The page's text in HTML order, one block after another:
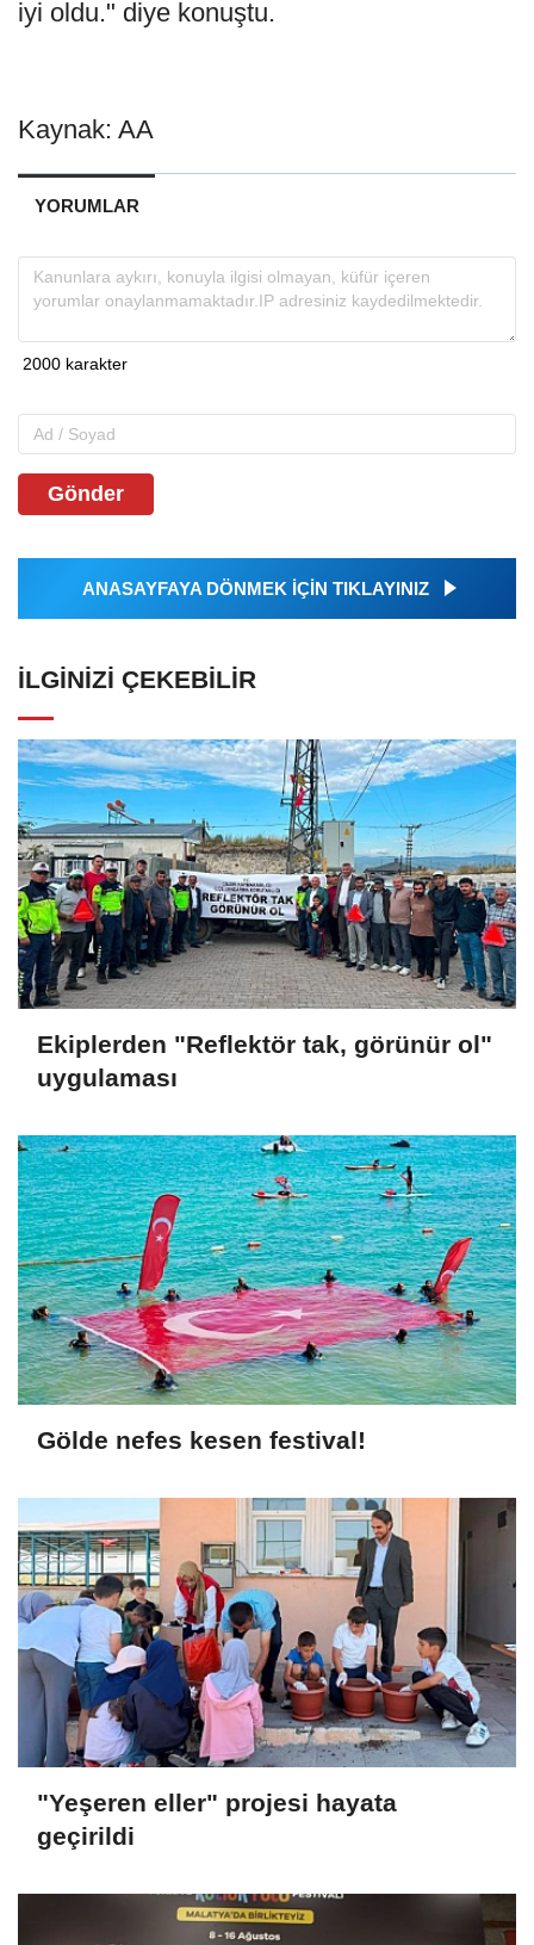
iyi oldu." diye konuştu.
Kaynak: AA
YORUMLAR
Gönder
ANASAYFAYA DÖNMEK İÇİN TIKLAYINIZ
İLGINIZI ÇEKEBILIR
Ekiplerden "Reflektör tak, görünür ol"
uygulaması
Gölde nefes kesen festival!
"Yeşeren eller" projesi hayata
geçirildi